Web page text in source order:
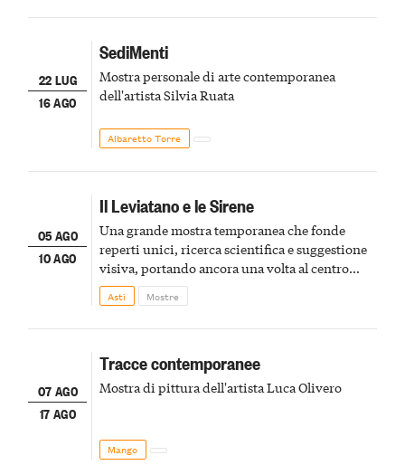
22 LUG
16 AGO
SediMenti
Mostra personale di arte contemporanea
dell'artista Silvia Ruata
Albaretto Torre
05 AGO
10 AGO
Il Leviatano e le Sirene
Una grande mostra temporanea che fonde
reperti unici, ricerca scientifica e suggestione
visiva, portando ancora una volta al centro
della scena le meraviglie del passato astigiano
Asti Mostre
07 AGO
17 AGO
Tracce contemporanee
Mostra di pittura dell'artista Luca Olivero
Mango